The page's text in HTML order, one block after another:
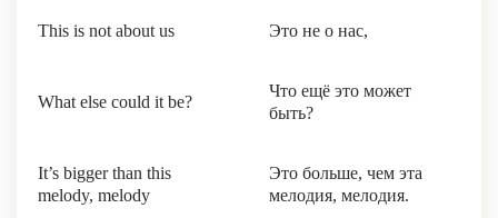
This is not about us Это не о нас,
What else could it be?
Что ещё это может
быть?
It’s bigger than this
melody, melody
Это больше, чем эта
мелодия, мелодия.